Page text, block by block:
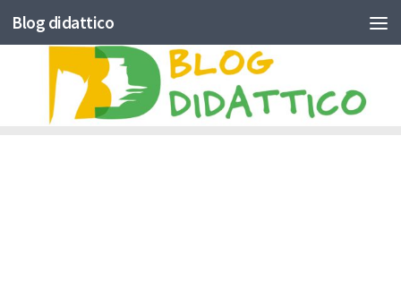
Skip to content
Blog didattico